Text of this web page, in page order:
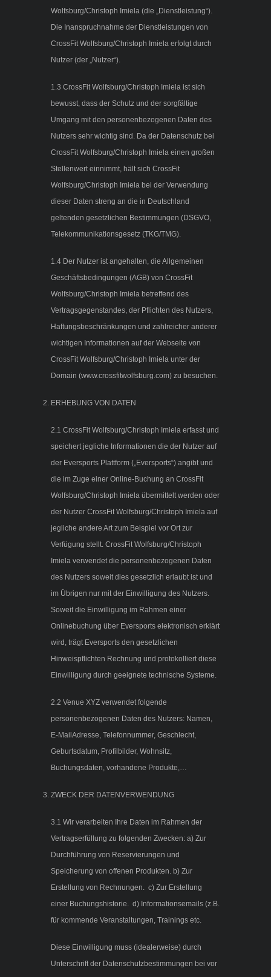
Wolfsburg/Christoph Imiela (die „Dienstleistung“).
Die Inanspruchnahme der Dienstleistungen von
CrossFit Wolfsburg/Christoph Imiela erfolgt durch
Nutzer (der „Nutzer“).
1.3 CrossFit Wolfsburg/Christoph Imiela ist sich
bewusst, dass der Schutz und der sorgfältige
Umgang mit den personenbezogenen Daten des
Nutzers sehr wichtig sind. Da der Datenschutz bei
CrossFit Wolfsburg/Christoph Imiela einen großen
Stellenwert einnimmt, hält sich CrossFit
Wolfsburg/Christoph Imiela bei der Verwendung
dieser Daten streng an die in Deutschland
geltenden gesetzlichen Bestimmungen (DSGVO,
Telekommunikationsgesetz (TKG/TMG).
1.4 Der Nutzer ist angehalten, die Allgemeinen
Geschäftsbedingungen (AGB) von CrossFit
Wolfsburg/Christoph Imiela betreffend des
Vertragsgegenstandes, der Pflichten des Nutzers,
Haftungsbeschränkungen und zahlreicher anderer
wichtigen Informationen auf der Webseite von
CrossFit Wolfsburg/Christoph Imiela unter der
Domain (www.crossfitwolfsburg.com) zu besuchen.
ERHEBUNG VON DATEN
2.1 CrossFit Wolfsburg/Christoph Imiela erfasst und
speichert jegliche Informationen die der Nutzer auf
der Eversports Plattform („Eversports“) angibt und
die im Zuge einer Online-Buchung an CrossFit
Wolfsburg/Christoph Imiela übermittelt werden oder
der Nutzer CrossFit Wolfsburg/Christoph Imiela auf
jegliche andere Art zum Beispiel vor Ort zur
Verfügung stellt. CrossFit Wolfsburg/Christoph
Imiela verwendet die personenbezogenen Daten
des Nutzers soweit dies gesetzlich erlaubt ist und
im Übrigen nur mit der Einwilligung des Nutzers.
Soweit die Einwilligung im Rahmen einer
Onlinebuchung über Eversports elektronisch erklärt
wird, trägt Eversports den gesetzlichen
Hinweispflichten Rechnung und protokolliert diese
Einwilligung durch geeignete technische Systeme.
2.2 Venue XYZ verwendet folgende
personenbezogenen Daten des Nutzers: Namen,
E-MailAdresse, Telefonnummer, Geschlecht,
Geburtsdatum, Profilbilder, Wohnsitz,
Buchungsdaten, vorhandene Produkte,…
ZWECK DER DATENVERWENDUNG
3.1 Wir verarbeiten Ihre Daten im Rahmen der
Vertragserfüllung zu folgenden Zwecken: a) Zur
Durchführung von Reservierungen und
Speicherung von offenen Produkten. b) Zur
Erstellung von Rechnungen. c) Zur Erstellung
einer Buchungshistorie. d) Informationsemails (z.B.
für kommende Veranstaltungen, Trainings etc.
Diese Einwilligung muss (idealerweise) durch
Unterschrift der Datenschutzbestimmungen bei vor